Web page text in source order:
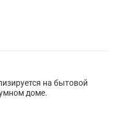
на бытовой
доме.